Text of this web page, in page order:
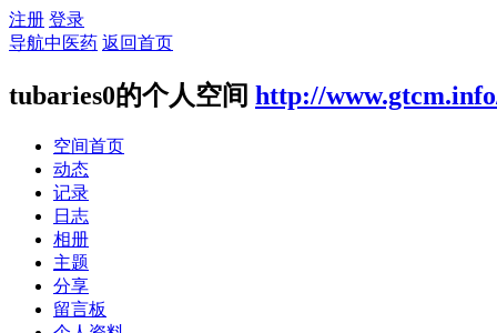
注册 登录
导航中医药 返回首页
tubaries0的个人空间 http://
空间首页
动态
记录
日志
相册
主题
分享
留言板